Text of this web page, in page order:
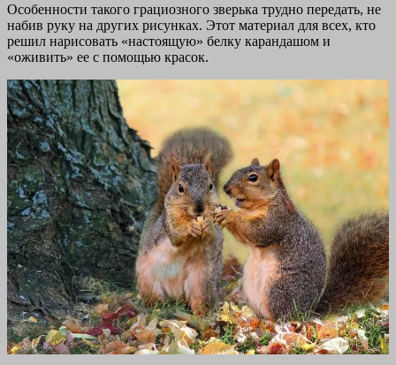
Особенности такого грациозного зверька трудно передать, не
набив руку на других рисунках. Этот материал для всех, кто
решил нарисовать «настоящую» белку карандашом и
«оживить» ее с помощью красок.